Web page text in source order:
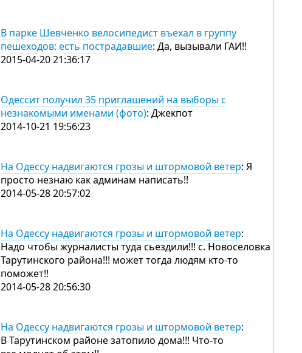
В парке Шевченко велосипедист въехал в группу
пешеходов: есть пострадавшие: Да, вызывали ГАИ!!
2015-04-20 21:36:17
Одессит получил 35 приглашений на выборы с
незнакомыми именами (фото): Джекпот
2014-10-21 19:56:23
На Одессу надвигаются грозы и штормовой ветер: Я
просто незнаю как админам написать!!
2014-05-28 20:57:02
На Одессу надвигаются грозы и штормовой ветер:
Надо чтобы журналисты туда сьездили!!! с. Новоселовка
Тарутинского района!!! может тогда людям кто-то
поможет!!
2014-05-28 20:56:30
На Одессу надвигаются грозы и штормовой ветер:
В Тарутинском районе затопило дома!!! Что-то